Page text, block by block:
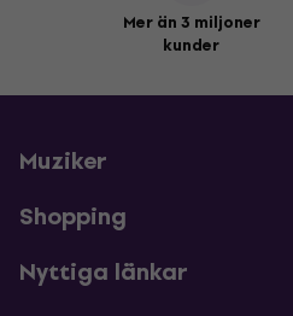
Mer än 3 miljoner
kunder
Muziker
Shopping
Nyttiga länkar